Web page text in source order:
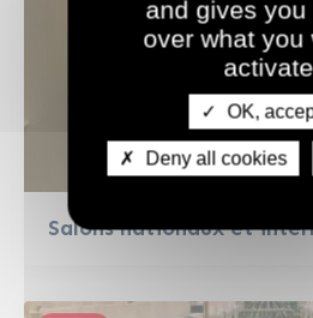
Salons nationaux et
and gives you
over what you
activate
OK,
Deny all cookies